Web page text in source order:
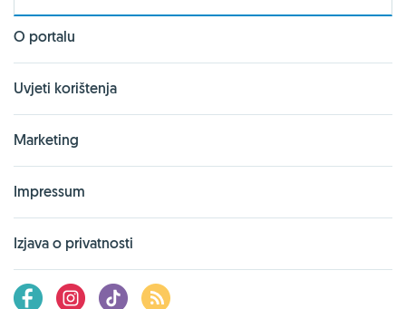
O portalu
Uvjeti korištenja
Marketing
Impressum
Izjava o privatnosti